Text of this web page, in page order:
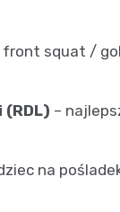
squat /
–
na